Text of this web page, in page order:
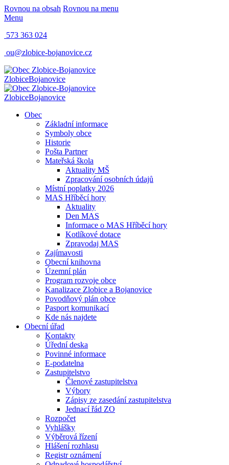
Rovnou na obsah Rovnou na menu
Menu
573 363 024
ou@zlobice-bojanovice.cz
ZlobiceBojanovice
ZlobiceBojanovice
Obec
Základní informace
Symboly obce
Historie
Pošta Partner
Mateřská škola
Aktuality MŠ
Zpracování osobních údajů
Místní poplatky 2026
MAS Hříběcí hory
Aktuality
Den MAS
Informace o MAS Hříběcí hory
Kotlíkové dotace
Zpravodaj MAS
Zajímavosti
Obecní knihovna
Územní plán
Program rozvoje obce
Kanalizace Zlobice a Bojanovice
Povodňový plán obce
Pasport komunikací
Kde nás najdete
Obecní úřad
Kontakty
Úřední deska
Povinné informace
E-podatelna
Zastupitelstvo
Členové zastupitelstva
Výbory
Zápisy ze zasedání zastupitelstva
Jednací řád ZO
Rozpočet
Vyhlášky
Výběrová řízení
Hlášení rozhlasu
Registr oznámení